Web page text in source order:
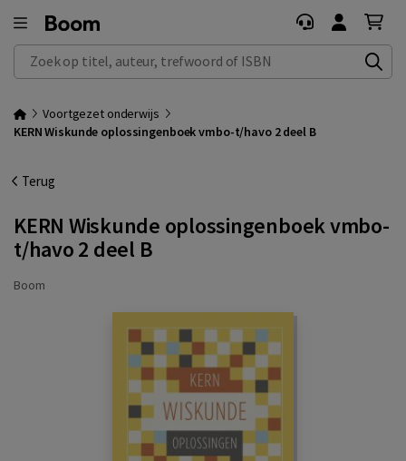
Zoek op titel, auteur, trefwoord of ISBN
Voortgezet onderwijs
KERN Wiskunde oplossingenboek vmbo-t/havo 2 deel B
Terug
KERN Wiskunde oplossingenboek vmbo-
t/havo 2 deel B
Boom